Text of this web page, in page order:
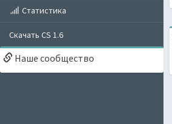
Статистика
Скачать CS 1.6
Наше сообщество